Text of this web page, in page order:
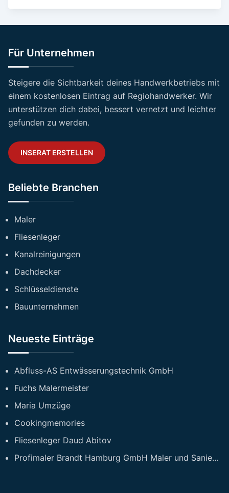
Für Unternehmen
Steigere die Sichtbarkeit deines Handwerkbetriebs mit
einem kostenlosen Eintrag auf Regiohandwerker. Wir
unterstützen dich dabei, bessert vernetzt und leichter
gefunden zu werden.
INSERAT ERSTELLEN
Beliebte Branchen
Maler
Fliesenleger
Kanalreinigungen
Dachdecker
Schlüsseldienste
Bauunternehmen
Neueste Einträge
Abfluss-AS Entwässerungstechnik GmbH
Fuchs Malermeister
Maria Umzüge
Cookingmemories
Fliesenleger Daud Abitov
Profimaler Brandt Hamburg GmbH Maler und Sanierungsfirma Hamburg